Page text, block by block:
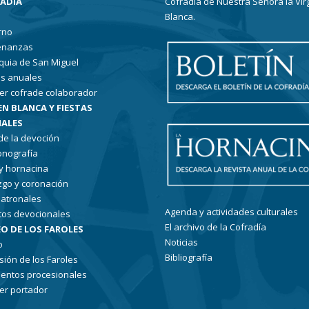
de San Miguel
anuales
cofrade colaborador
BLANCA Y FIESTAS
la devoción
hornacina
y coronación
devocionales
DE LOS FAROLES
de los Faroles
procesionales
portador
Blanca.
Agenda y actividades culturales
El archivo de la Cofradía
Noticias
Bibliografía